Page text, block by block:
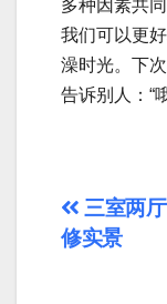
多种因素共
我们可以更
澡时光。下
告诉别人：“
文
章
三室两
修实景